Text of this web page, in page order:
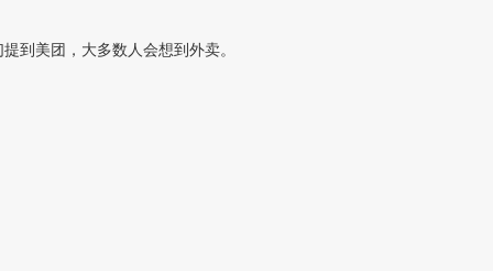
到美团，大多数人会想到外卖。